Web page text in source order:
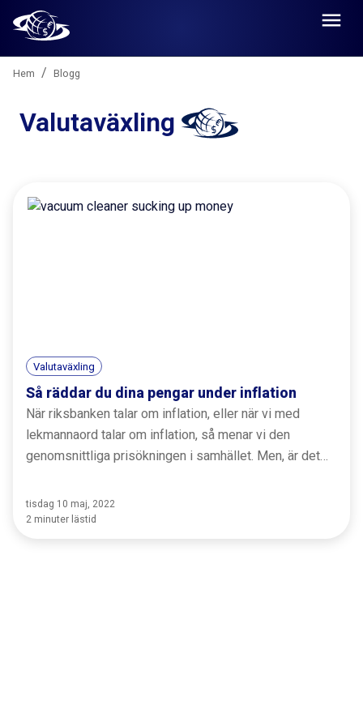
Hem / Blogg
Valutaväxling
Valutaväxling
Så räddar du dina pengar under inflation
När riksbanken talar om inflation, eller när vi med
lekmannaord talar om inflation, så menar vi den
genomsnittliga prisökningen i samhället. Men, är det
tisdag 10 maj, 2022
2 minuter lästid